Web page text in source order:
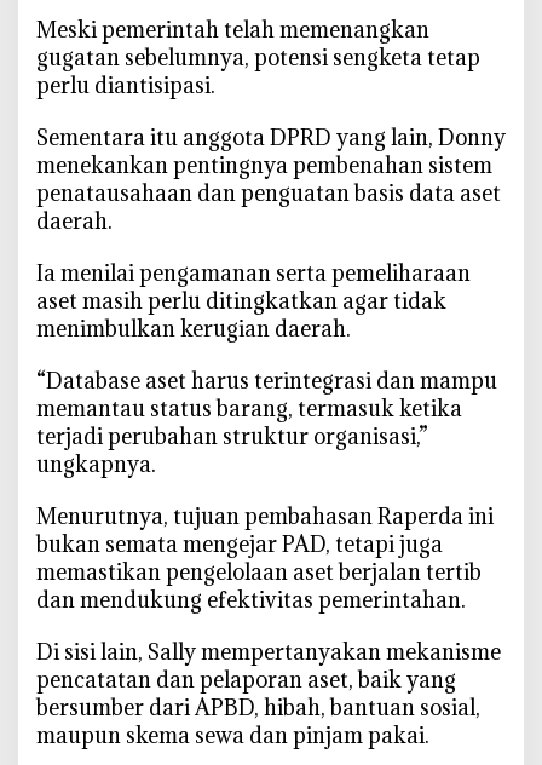
‎Meski pemerintah telah memenangkan
gugatan sebelumnya, potensi sengketa tetap
perlu diantisipasi.
‎Sementara itu anggota DPRD yang lain, Donny
menekankan pentingnya pembenahan sistem
penatausahaan dan penguatan basis data aset
daerah.
‎Ia menilai pengamanan serta pemeliharaan
aset masih perlu ditingkatkan agar tidak
menimbulkan kerugian daerah.
‎“Database aset harus terintegrasi dan mampu
memantau status barang, termasuk ketika
terjadi perubahan struktur organisasi,”
ungkapnya.
‎Menurutnya, tujuan pembahasan Raperda ini
bukan semata mengejar PAD, tetapi juga
memastikan pengelolaan aset berjalan tertib
dan mendukung efektivitas pemerintahan.
‎Di sisi lain, Sally mempertanyakan mekanisme
pencatatan dan pelaporan aset, baik yang
bersumber dari APBD, hibah, bantuan sosial,
maupun skema sewa dan pinjam pakai.